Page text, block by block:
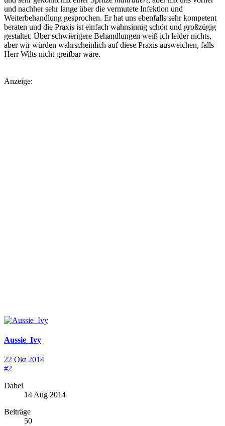
und nachher sehr lange über die vermutete Infektion und
Weiterbehandlung gesprochen. Er hat uns ebenfalls sehr kompetent
beraten und die Praxis ist einfach wahnsinnig schön und großzügig
gestaltet. Über schwierigere Behandlungen weiß ich leider nichts,
aber wir würden wahrscheinlich auf diese Praxis ausweichen, falls
Herr Wilts nicht greifbar wäre.
Anzeige:
Aussie_Ivy
22 Okt 2014
#2
Dabei
14 Aug 2014
Beiträge
50